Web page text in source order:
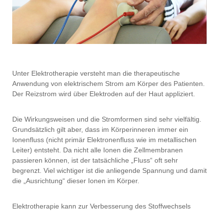
Unter Elektrotherapie versteht man die therapeutische
Anwendung von elektrischem Strom am Körper des Patienten.
Der Reizstrom wird über Elektroden auf der Haut appliziert.
Die Wirkungsweisen und die Stromformen sind sehr vielfältig.
Grundsätzlich gilt aber, dass im Körperinneren immer ein
Ionenfluss (nicht primär Elektronenfluss wie im metallischen
Leiter) entsteht. Da nicht alle Ionen die Zellmembranen
passieren können, ist der tatsächliche „Fluss“ oft sehr
begrenzt. Viel wichtiger ist die anliegende Spannung und damit
die „Ausrichtung“ dieser Ionen im Körper.
Elektrotherapie kann zur Verbesserung des Stoffwechsels